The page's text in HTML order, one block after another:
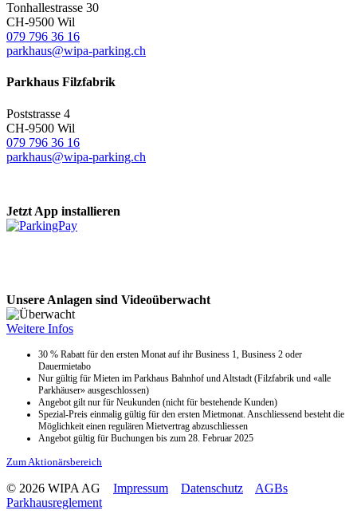
Tonhallestrasse 30
CH-9500 Wil
079 796 36 16
parkhaus@wipa-parking.ch
Parkhaus Filzfabrik
Poststrasse 4
CH-9500 Wil
079 796 36 16
parkhaus@wipa-parking.ch
Jetzt App installieren
Unsere Anlagen sind Videoüberwacht
Weitere Infos
30 % Rabatt für den ersten Monat auf ihr Business 1, Business 2 oder
Dauermietabo
Nur gültig für Mieten im Parkhaus Bahnhof und Altstadt (Filzfabrik und «alle
Parkhäuser» ausgeschlossen)
Angebot gilt nur für Neukunden (nicht für bestehende Kunden)
Spezial-Preis einmalig gültig für den ersten Mietmonat. Anschliessend besteht die
Möglichkeit einen regulären Mietvertrag abzuschliessen
Angebot gültig für Buchungen bis zum 28. Februar 2025
Zum Aktionärsbereich
© 2026 WIPA AG Impressum Datenschutz
AGBs
Parkhausreglement